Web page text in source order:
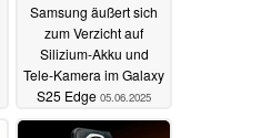
Samsung äußert sich
zum Verzicht auf
Silizium-Akku und
Tele-Kamera im Galaxy
S25 Edge 05.06.2025